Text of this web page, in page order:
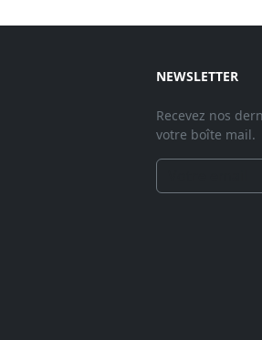
NEWSLETTER
Recevez nos
votre boîte mail.